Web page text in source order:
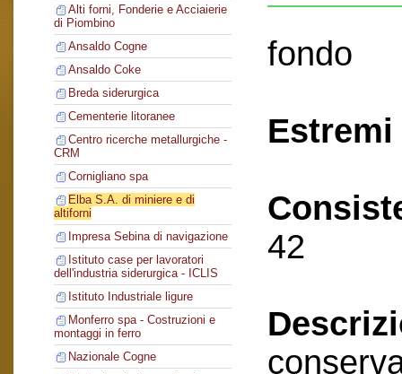
Alti forni, Fonderie e Acciaierie
di Piombino
Ansaldo Cogne
Ansaldo Coke
Breda siderurgica
Cementerie litoranee
Centro ricerche metallurgiche -
CRM
Cornigliano spa
Elba S.A. di miniere e di
altiforni
Impresa Sebina di navigazione
Istituto case per lavoratori
dell'industria siderurgica - ICLIS
Istituto Industriale ligure
Monferro spa - Costruzioni e
montaggi in ferro
Nazionale Cogne
fondo
42